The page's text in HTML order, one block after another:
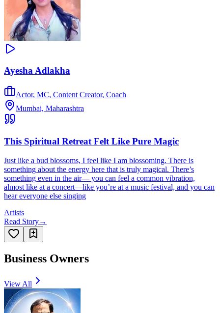
Ayesha Adlakha
Actor, MC, Content Creator, Coach
Mumbai, Maharashtra
This Spiritual Retreat Felt Like Pure Magic
Just like a bud blossoms, I feel like I am blossoming. There is
something about the energy here that is truly magical. There’s
something even in the air— you can feel a common vibration,
almost like at a concert—like you’re at a music festival, and you can
hear everyone else singing
Artists
Read Story→
Business Owners
View All